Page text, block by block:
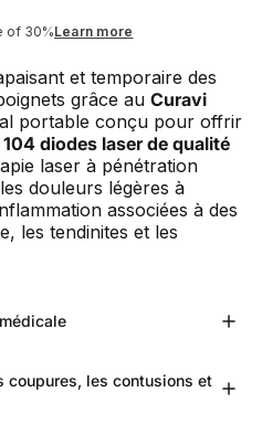
of 30%Learn more
et temporaire des
grâce au Curavi
portable conçu pour offrir
104 diodes laser de qualité
laser à pénétration
douleurs légères à
associées à des
les tendinites et les
coupures, les contusions et